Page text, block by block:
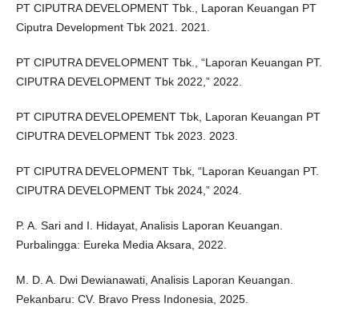
PT CIPUTRA DEVELOPMENT Tbk., Laporan Keuangan PT
Ciputra Development Tbk 2021. 2021.
PT CIPUTRA DEVELOPMENT Tbk., “Laporan Keuangan PT.
CIPUTRA DEVELOPMENT Tbk 2022,” 2022.
PT CIPUTRA DEVELOPEMENT Tbk, Laporan Keuangan PT
CIPUTRA DEVELOPMENT Tbk 2023. 2023.
PT CIPUTRA DEVELOPMENT Tbk, “Laporan Keuangan PT.
CIPUTRA DEVELOPMENT Tbk 2024,” 2024.
P. A. Sari and I. Hidayat, Analisis Laporan Keuangan.
Purbalingga: Eureka Media Aksara, 2022.
M. D. A. Dwi Dewianawati, Analisis Laporan Keuangan.
Pekanbaru: CV. Bravo Press Indonesia, 2025.